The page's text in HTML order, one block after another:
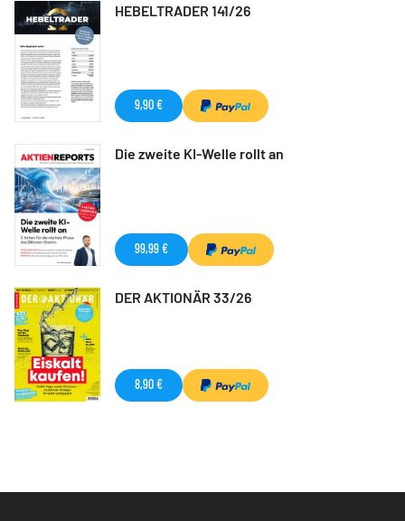
HEBELTRADER 141/26
9,90 €
Die zweite KI-Welle rollt an
99,99 €
DER AKTIONÄR 33/26
8,90 €